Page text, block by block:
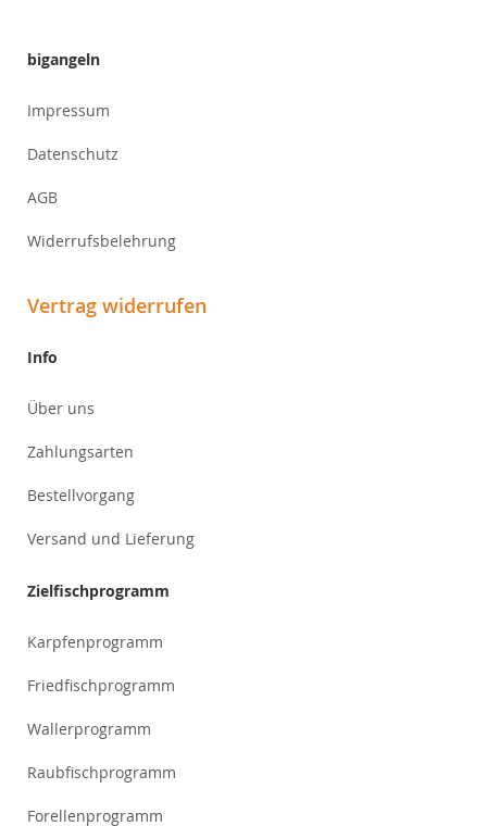
bigangeln
Impressum
Datenschutz
AGB
Widerrufsbelehrung
Vertrag widerrufen
Info
Über uns
Zahlungsarten
Bestellvorgang
Versand und Lieferung
Zielfischprogramm
Karpfenprogramm
Friedfischprogramm
Wallerprogramm
Raubfischprogramm
Forellenprogramm